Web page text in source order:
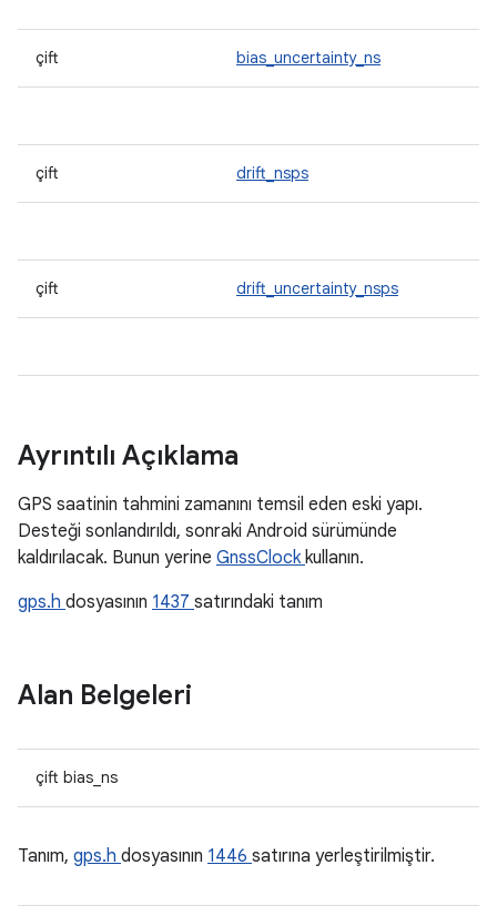
çift bias_uncertainty_ns
çift drift_nsps
çift drift_uncertainty_nsps
Ayrıntılı Açıklama
GPS saatinin tahmini zamanını temsil eden eski yapı.
Desteği sonlandırıldı, sonraki Android sürümünde
kaldırılacak. Bunun yerine GnssClockkullanın.
gps.h dosyasının 1437 satırındaki tanım
Alan Belgeleri
çift bias_ns
Tanım, gps.h dosyasının 1446 satırına yerleştirilmiştir.